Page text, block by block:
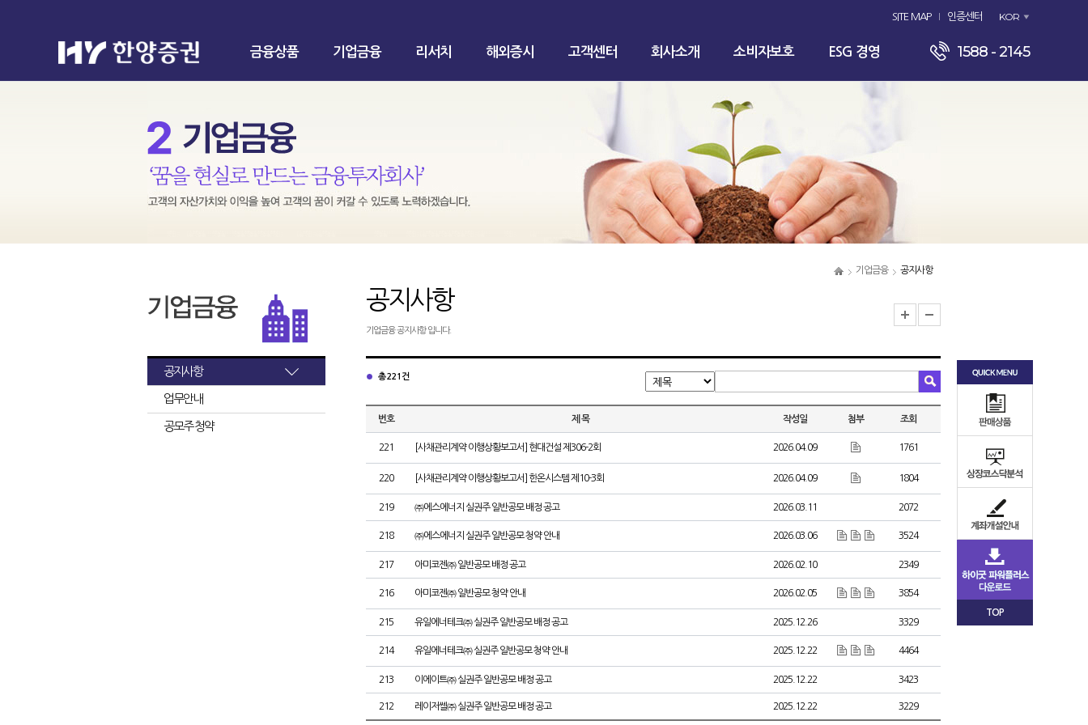
SITE MAP 인증센터 KOR
금융상품 기업금융 리서치 해외증시 고객센터 회사소개 소비자보호 ESG 경영 1588 - 2145
기업금융 공지사항
공지사항
업무안내
공모주 청약
공지사항
기업금융 공지사항 입니다.
총 221건
번호 제 목 작성일 첨부 조회
221 [사채관리계약 이행상황보고서] 현대건설 제306-2회 2026.04.09 1761
220 [사채관리계약 이행상황보고서] 한온시스템 제10-3회 2026.04.09 1804
219 ㈜에스에너지 실권주 일반공모 배정 공고 2026.03.11 2072
218 ㈜에스에너지 실권주 일반공모 청약 안내 2026.03.06 3524
217 아미코젠㈜ 일반공모 배정 공고 2026.02.10 2349
216 아미코젠㈜ 일반공모 청약 안내 2026.02.05 3854
215 유일에너테크㈜ 실권주 일반공모 배정 공고 2025.12.26 3329
214 유일에너테크㈜ 실권주 일반공모 청약 안내 2025.12.22 4464
213 이에이트㈜ 실권주 일반공모 배정 공고 2025.12.22 3423
212 레이저쎌㈜ 실권주 일반공모 배정 공고 2025.12.22 3229
TOP